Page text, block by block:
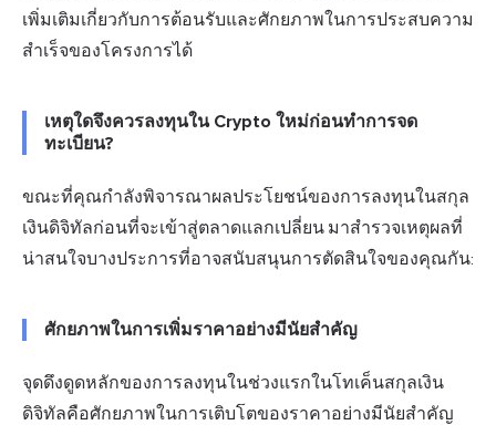
เพิ่มเติมเกี่ยวกับการต้อนรับและศักยภาพในการประสบความ
สำเร็จของโครงการได้
เหตุใดจึงควรลงทุนใน Crypto ใหม่ก่อนทำการจด
ทะเบียน?
ขณะที่คุณกำลังพิจารณาผลประโยชน์ของการลงทุนในสกุล
เงินดิจิทัลก่อนที่จะเข้าสู่ตลาดแลกเปลี่ยน มาสำรวจเหตุผลที่
น่าสนใจบางประการที่อาจสนับสนุนการตัดสินใจของคุณกัน:
ศักยภาพในการเพิ่มราคาอย่างมีนัยสำคัญ
จุดดึงดูดหลักของการลงทุนในช่วงแรกในโทเค็นสกุลเงิน
ดิจิทัลคือศักยภาพในการเติบโตของราคาอย่างมีนัยสำคัญ